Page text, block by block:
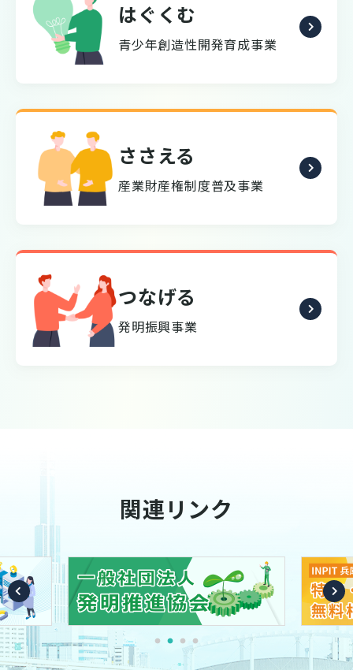
はぐくむ
青少年創造性開発育成事業
ささえる
産業財産権制度普及事業
つなげる
発明振興事業
関連リンク